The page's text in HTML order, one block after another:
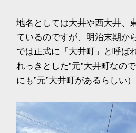
地名としては大井や西大井、
ているのですが、明治末期か
では正式に「大井町」と呼ば
れっきとした”元”大井町なの
にも”元”大井町があるらしい）